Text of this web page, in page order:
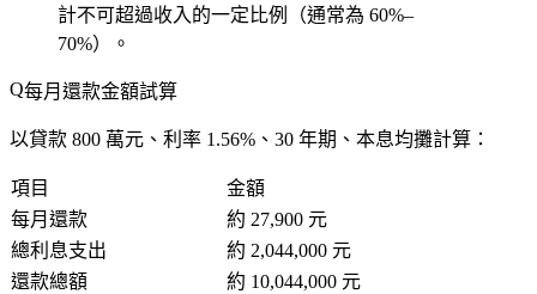
計不可超過收入的一定比例（通常為 60%–
70%）。
每月還款金額試算
以貸款 800 萬元、利率 1.56%、30 年期、本息均攤計算：
項目
金額
每月還款
約 27,900 元
總利息支出
約 2,044,000 元
還款總額
約 10,044,000 元